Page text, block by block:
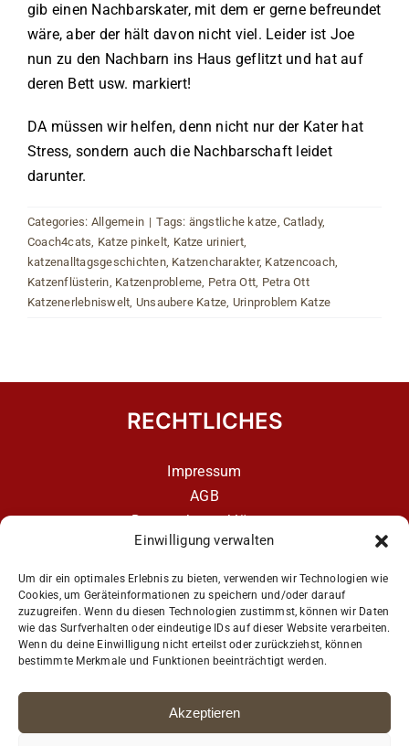
Einwilligung verwalten
Um dir ein optimales Erlebnis zu bieten, verwenden wir Technologien wie
Cookies, um Geräteinformationen zu speichern und/oder darauf
zuzugreifen. Wenn du diesen Technologien zustimmst, können wir Daten
wie das Surfverhalten oder eindeutige IDs auf dieser Website verarbeiten.
Wenn du deine Einwilligung nicht erteilst oder zurückziehst, können
bestimmte Merkmale und Funktionen beeinträchtigt werden.
Akzeptieren
gib einen Nachbarskater, mit dem er gerne befreundet
wäre, aber der hält davon nicht viel. Leider ist Joe
nun zu den Nachbarn ins Haus geflitzt und hat auf
deren Bett usw. markiert!
DA müssen wir helfen, denn nicht nur der Kater hat
Stress, sondern auch die Nachbarschaft leidet
darunter.
Categories: Allgemein | Tags: ängstliche katze,Catlady,
Coach4cats, Katze pinkelt, Katze uriniert,
katzenalltagsgeschichten, Katzencharakter, Katzencoach,
Katzenflüsterin, Katzenprobleme, Petra Ott, Petra Ott
Katzenerlebniswelt, Unsaubere Katze, Urinproblem Katze
RECHTLICHES
Impressum
AGB
Datenschutzerklärung
Datenschutzerklärung – aCATemy Katzentraining
App
Get Social